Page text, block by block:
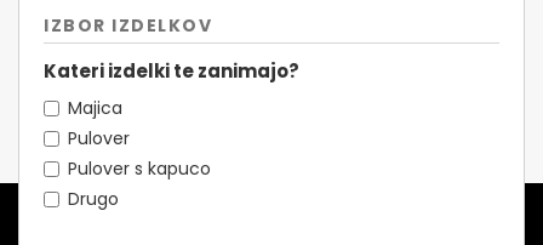
IZBOR IZDELKOV
Kateri izdelki te zanimajo?
Majica
Pulover
Pulover s kapuco
Drugo